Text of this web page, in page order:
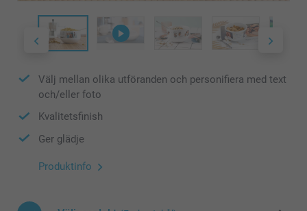
Välj mellan olika utföranden och personifiera med text
och/eller foto
Kvalitetsfinish
Ger glädje
Produktinfo